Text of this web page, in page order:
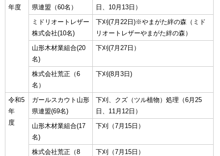
年度
県連盟（60名）
日、10月13日）
ミドリオートレザー
株式会社(10名)
下刈(7月22日)※やまがた絆の森（ミド
リオートレザーやまがた絆の森）
山形木材業組合(20
名)
下刈(7月27日）
株式会社荒正（6
名）
下刈(8月3日)
令和5
年
度
ガールスカウト山形
県連盟(69名)
下刈、クズ（ツル植物）処理（6月25
日、11月12日）
山形木材業組合(17
名)
下刈（7月15日）
株式会社荒正（8
下刈（7月15日）